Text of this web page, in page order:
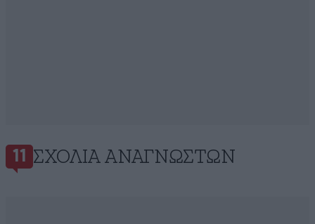
11 ΣΧΌΛΙΑ ΑΝΑΓΝΩΣΤΏΝ